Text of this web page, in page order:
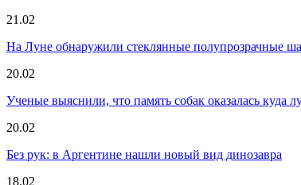
21.02
На Луне обнаружили стеклянные полупрозрачные
20.02
Ученые выяснили, что память собак оказалась куда
20.02
Без рук: в Аргентине нашли новый вид динозавра
18.02